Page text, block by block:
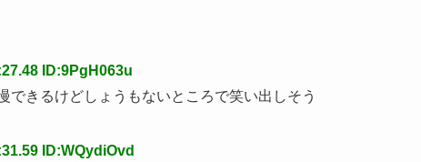
ID:9PgH063u
できるけどしょうもないところで笑い出しそう
ID:WQydiOvd